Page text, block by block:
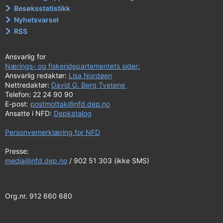
Besøksstatistikk
Nyhetsvarsel
RSS
Ansvarlig for
Nærings- og fiskeridepartementets sider:
Ansvarlig redaktør: Lisa Nordøen
Nettredaktør: David G. Berg Tvetene
Telefon: 22 24 90 90
E-post: postmottak@nfd.dep.no
Ansatte i NFD: Depkatalog
Personvernerklæring for NFD
Presse:
media@nfd.dep.no / 902 51 303 (ikke SMS)
Org.nr. 912 660 680